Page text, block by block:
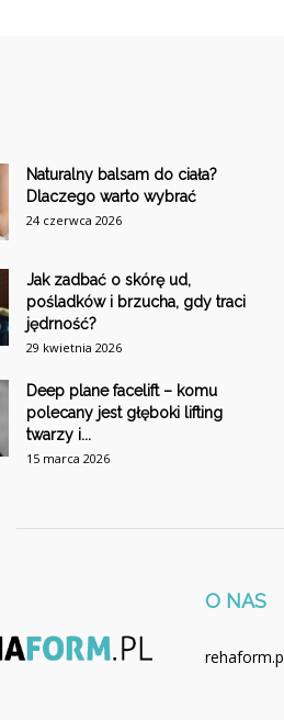
Naturalny balsam do ciała?
Dlaczego warto wybrać
24 czerwca 2026
Jak zadbać o skórę ud,
pośladków i brzucha, gdy traci
jędrność?
29 kwietnia 2026
Deep plane facelift – komu
polecany jest głęboki lifting
twarzy i...
15 marca 2026
O NAS